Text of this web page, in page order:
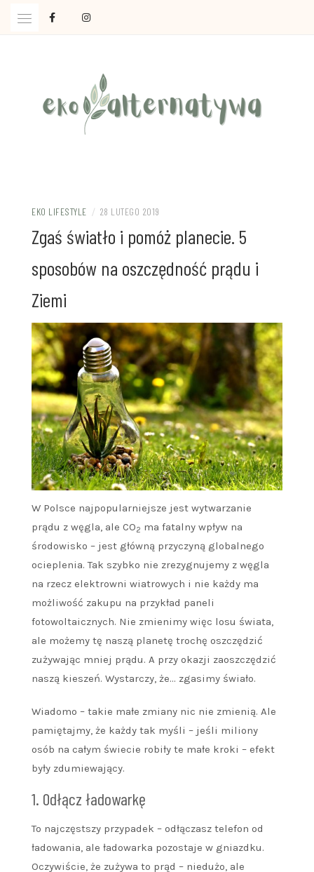
EKO LIFESTYLE / 28 LUTEGO 2019
Zgaś światło i pomóż planecie. 5
sposobów na oszczędność prądu i
Ziemi
W Polsce najpopularniejsze jest wytwarzanie
prądu z węgla, ale CO2 ma fatalny wpływ na
środowisko – jest główną przyczyną globalnego
ocieplenia. Tak szybko nie zrezygnujemy z węgla
na rzecz elektrowni wiatrowych i nie każdy ma
możliwość zakupu na przykład paneli
fotowoltaicznych. Nie zmienimy więc losu świata,
ale możemy tę naszą planetę trochę oszczędzić
zużywając mniej prądu. A przy okazji zaoszczędzić
naszą kieszeń. Wystarczy, że… zgasimy świało.
Wiadomo – takie małe zmiany nic nie zmienią. Ale
pamiętajmy, że każdy tak myśli – jeśli miliony
osób na całym świecie robiły te małe kroki – efekt
były zdumiewający.
1. Odłącz ładowarkę
To najczęstszy przypadek – odłączasz telefon od
ładowania, ale ładowarka pozostaje w gniazdku.
Oczywiście, że zużywa to prąd – niedużo, ale